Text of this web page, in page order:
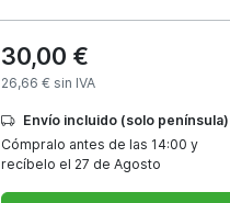
30,00 €
26,66 € sin IVA
Envío incluido (solo península)
Cómpralo antes de las 14:00 y
recíbelo el 27 de Agosto